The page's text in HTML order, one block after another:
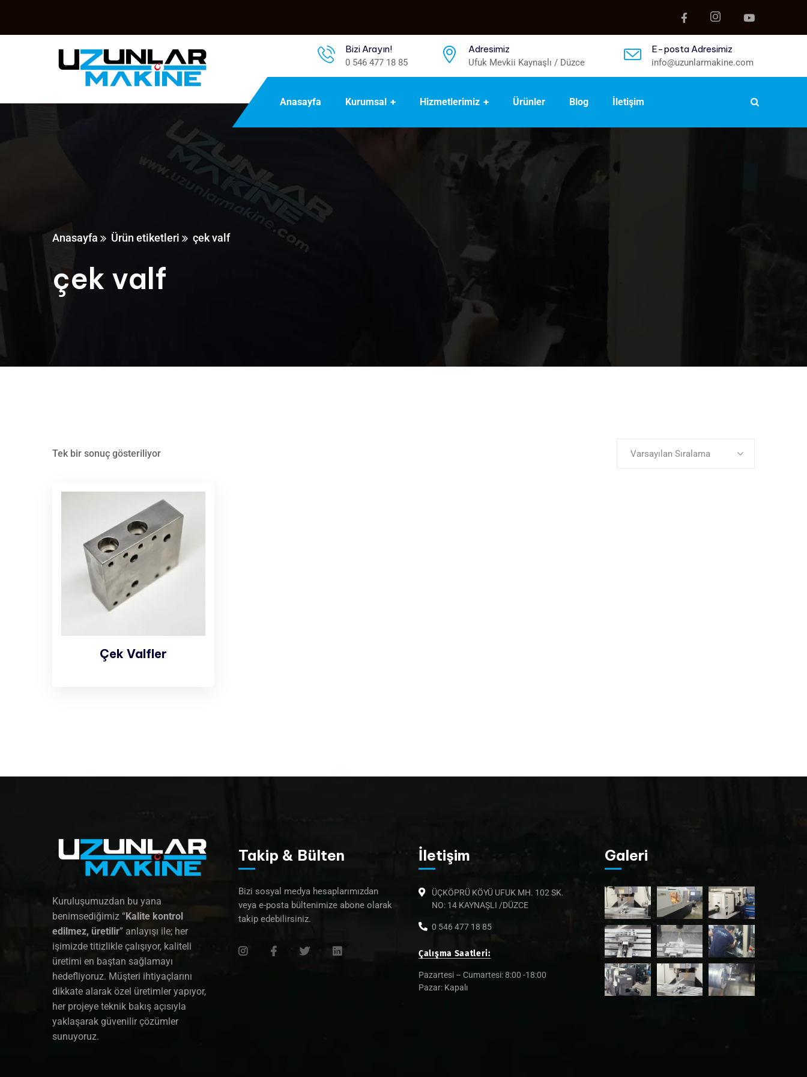
Bizi Arayın!
0 546 477 18 85
Adresimiz
Ufuk Mevkii Kaynaşlı / Düzce
E-posta Adresimiz
info@uzunlarmakine.com
Anasayfa Kurumsal Hizmetlerimiz Ürünler Blog İletişim
Anasayfa Ürün etiketleri çek valf
çek valf
Tek bir sonuç gösteriliyor Varsayılan Sıralama
Çek Valfler
Kuruluşumuzdan bu yana
benimsediğimiz “Kalite kontrol
edilmez, üretilir” anlayışı ile; her
işimizde titizlikle çalışıyor, kaliteli
üretimi en baştan sağlamayı
hedefliyoruz. Müşteri ihtiyaçlarını
dikkate alarak özel üretimler yapıyor,
her projeye teknik bakış açısıyla
yaklaşarak güvenilir çözümler
sunuyoruz.
Takip & Bülten
Bizi sosyal medya hesaplarımızdan
veya e-posta bültenimize abone olarak
takip edebilirsiniz.
İletişim
ÜÇKÖPRÜ KÖYÜ UFUK MH. 102 SK.
NO: 14 KAYNAŞLI /DÜZCE
0 546 477 18 85
Çalışma Saatleri:
Pazartesi – Cumartesi: 8:00 -18:00
Pazar: Kapalı
Galeri